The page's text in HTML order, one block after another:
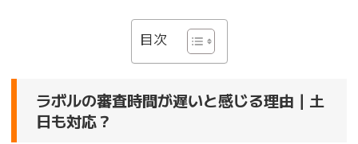
目次
ラボルの審査時間が遅いと感じる理由｜土
日も対応？